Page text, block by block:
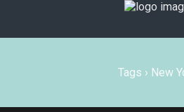
Tags › New